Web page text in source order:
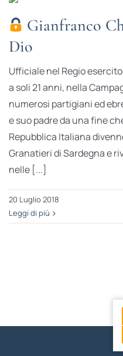
Gianfranco
Dio
Ufficiale nel Regio
a soli 21 anni, nella
numerosi partigiani ed
e suo padre da una fine
Repubblica Italiana
Granatieri di Sardegna e
nelle [...]
20 Luglio 2018
Leggi di più